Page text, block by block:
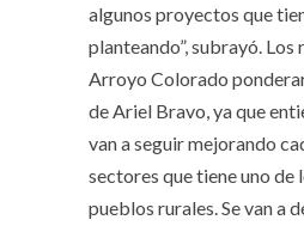
algunos proyectos que
planteando”, subrayó. Los
Arroyo Colorado
de Ariel Bravo, ya que
van a seguir mejorando
sectores que tiene uno de
pueblos rurales. Se van a